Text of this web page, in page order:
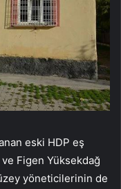
eski HDP eş
Figen Yüksekdağ
yöneticilerinin de